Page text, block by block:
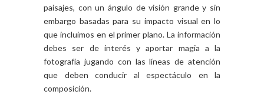
paisajes, con un ángulo de visión grande y sin
embargo basadas para su impacto visual en lo
que incluimos en el primer plano. La información
debes ser de interés y aportar magia a la
fotografía jugando con las líneas de atención
que deben conducir al espectáculo en la
composición.